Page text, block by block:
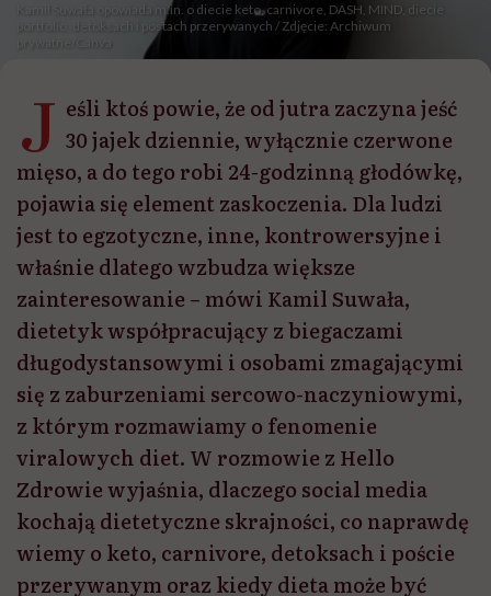
Kamil Suwała opowiada m.in. o diecie keto, carnivore, DASH, MIND, diecie
portfolio, detoksach i postach przerywanych / Zdjęcie: Archiwum
J eśli ktoś powie, że od jutra zaczyna jeść
30 jajek dziennie, wyłącznie czerwone
mięso, a do tego robi 24-godzinną głodówkę,
pojawia się element zaskoczenia. Dla ludzi
jest to egzotyczne, inne, kontrowersyjne i
właśnie dlatego wzbudza większe
zainteresowanie – mówi Kamil Suwała,
dietetyk współpracujący z biegaczami
długodystansowymi i osobami zmagającymi
się z zaburzeniami sercowo-naczyniowymi,
z którym rozmawiamy o fenomenie
viralowych diet. W rozmowie z Hello
Zdrowie wyjaśnia, dlaczego social media
kochają dietetyczne skrajności, co naprawdę
wiemy o keto, carnivore, detoksach i poście
przerywanym oraz kiedy dieta może być